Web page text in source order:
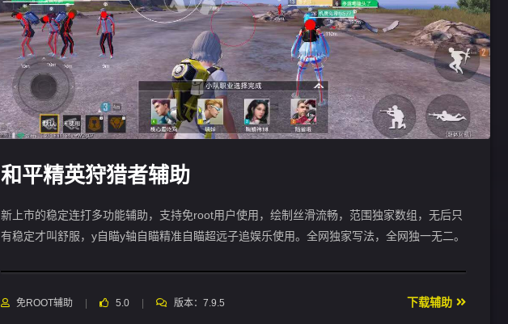
和平精英狩猎者辅助
新上市的稳定连打多功能辅助，支持免root用户使用，绘制丝滑流畅，范围独家数组，无后只
有稳定才叫舒服，y自瞄y轴自瞄精准自瞄超远子追娱乐使用。全网独家写法，全网独一无二。
免ROOT辅助 5.0 版本：7.9.5 下载辅助